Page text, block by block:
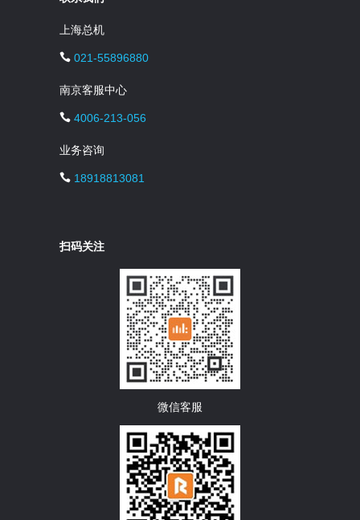
上海总机
021-55896880
南京客服中心
4006-213-056
业务咨询
18918813081
扫码关注
微信客服